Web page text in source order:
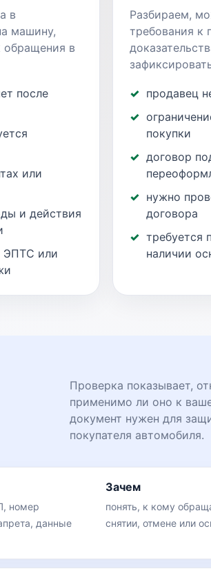
в
машину,
обращения в
после
или
и действия
ЭПТС или
Разбираем,
требования к
продавец
покупки
договор
нужно
договора
требуется
наличии
Проверка показывает,
применимо ли оно к
документ нужен для
покупателя автомобиля.
номер
данные
Зачем
понять, к кому
снятии, отмене или